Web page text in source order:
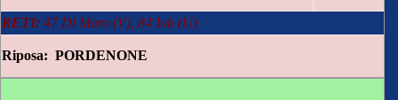
RETI: 47 Di Maro (V), 84 Iob (U)
Riposa: PORDENONE